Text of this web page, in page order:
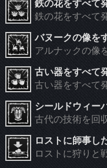
鉄の花をすべて
鉄の花をすべて
バヌークの像を
アルナックの像
古い器をすべて
古い器をすべて
シールドウィー
古代の技術を回
ロストに師事し
ロストに狩りと